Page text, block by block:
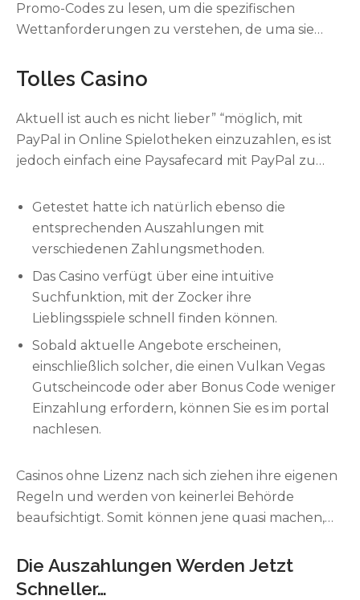
Promo-Codes zu lesen, um die spezifischen
Wettanforderungen zu verstehen, de uma sie
Umsatzbedingungen innerhalb kklk
reibungslose Auszahlung zu gewährleisten. Ja,
Vulkan Sin city stellt Promo-Codes zur Verfügung,
die spezielle Boni und Aktionen freischalten
Einzahlungsvorgangs oder inside das dafür
vorgesehene Feld auf dieser Vulkan Vegas Web
site eingeben. Promo-Codes können verschiedene
Vorteile wie Bonusgelder, Freispiele, Cashback-
Angebote oder die Verwicklung an exklusiven
Turnieren bieten.
Tolles Casino
Aktuell ist auch es nicht lieber” “möglich, mit
PayPal in Online Spielotheken einzuzahlen, es ist
jedoch einfach eine Paysafecard mit PayPal zu
ganz leicht bei Vulkan Vegas einzahlen und
spielen. Es ist also über Umwege noch möglich, mit
PayPal in Online Spielhallen zu spielen.
Getestet hatte ich natürlich ebenso die
entsprechenden Auszahlungen mit
verschiedenen Zahlungsmethoden.
Das Casino verfügt über eine intuitive
Suchfunktion, mit der Zocker ihre
Lieblingsspiele schnell finden können.
Sobald aktuelle Angebote erscheinen,
einschließlich solcher, die einen Vulkan Vegas
Gutscheincode oder aber Bonus Code weniger
Einzahlung erfordern, können Sie es im portal
nachlesen.
Casinos ohne Lizenz nach sich ziehen ihre eigenen
Regeln und werden von keinerlei Behörde
beaufsichtigt. Somit können jene quasi machen,
unfairen Spielen einhergeht, sowie dem
Vorenthalt von Gewinnauszahlungen. Je nach
Die Auszahlungen Werden Jetzt
Schneller…